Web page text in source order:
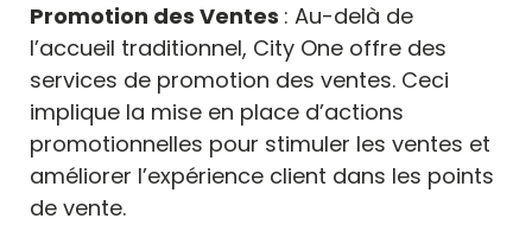
Promotion des Ventes : Au-delà de
l’accueil traditionnel, City One offre des
services de promotion des ventes. Ceci
implique la mise en place d’actions
promotionnelles pour stimuler les ventes et
améliorer l’expérience client dans les points
de vente.